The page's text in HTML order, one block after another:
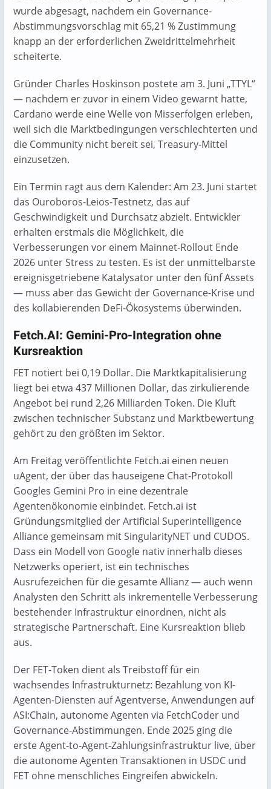
wurde abgesagt, nachdem ein Governance-
Abstimmungsvorschlag mit 65,21 % Zustimmung
knapp an der erforderlichen Zweidrittelmehrheit
scheiterte.
Gründer Charles Hoskinson postete am 3. Juni „TTYL“
— nachdem er zuvor in einem Video gewarnt hatte,
Cardano werde eine Welle von Misserfolgen erleben,
weil sich die Marktbedingungen verschlechterten und
die Community nicht bereit sei, Treasury-Mittel
einzusetzen.
Ein Termin ragt aus dem Kalender: Am 23. Juni startet
das Ouroboros-Leios-Testnetz, das auf
Geschwindigkeit und Durchsatz abzielt. Entwickler
erhalten erstmals die Möglichkeit, die
Verbesserungen vor einem Mainnet-Rollout Ende
2026 unter Stress zu testen. Es ist der unmittelbarste
ereignisgetriebene Katalysator unter den fünf Assets
— muss aber das Gewicht der Governance-Krise und
des kollabierenden DeFi-Ökosystems überwinden.
Fetch.AI: Gemini-Pro-Integration ohne
Kursreaktion
FET notiert bei 0,19 Dollar. Die Marktkapitalisierung
liegt bei etwa 437 Millionen Dollar, das zirkulierende
Angebot bei rund 2,26 Milliarden Token. Die Kluft
zwischen technischer Substanz und Marktbewertung
gehört zu den größten im Sektor.
Am Freitag veröffentlichte Fetch.ai einen neuen
uAgent, der über das hauseigene Chat-Protokoll
Googles Gemini Pro in eine dezentrale
Agentenökonomie einbindet. Fetch.ai ist
Gründungsmitglied der Artificial Superintelligence
Alliance gemeinsam mit SingularityNET und CUDOS.
Dass ein Modell von Google nativ innerhalb dieses
Netzwerks operiert, ist ein technisches
Ausrufezeichen für die gesamte Allianz — auch wenn
Analysten den Schritt als inkrementelle Verbesserung
bestehender Infrastruktur einordnen, nicht als
strategische Partnerschaft. Eine Kursreaktion blieb
aus.
Der FET-Token dient als Treibstoff für ein
wachsendes Infrastrukturnetz: Bezahlung von KI-
Agenten-Diensten auf Agentverse, Anwendungen auf
ASI:Chain, autonome Agenten via FetchCoder und
Governance-Abstimmungen. Ende 2025 ging die
erste Agent-to-Agent-Zahlungsinfrastruktur live, über
die autonome Agenten Transaktionen in USDC und
FET ohne menschliches Eingreifen abwickeln.